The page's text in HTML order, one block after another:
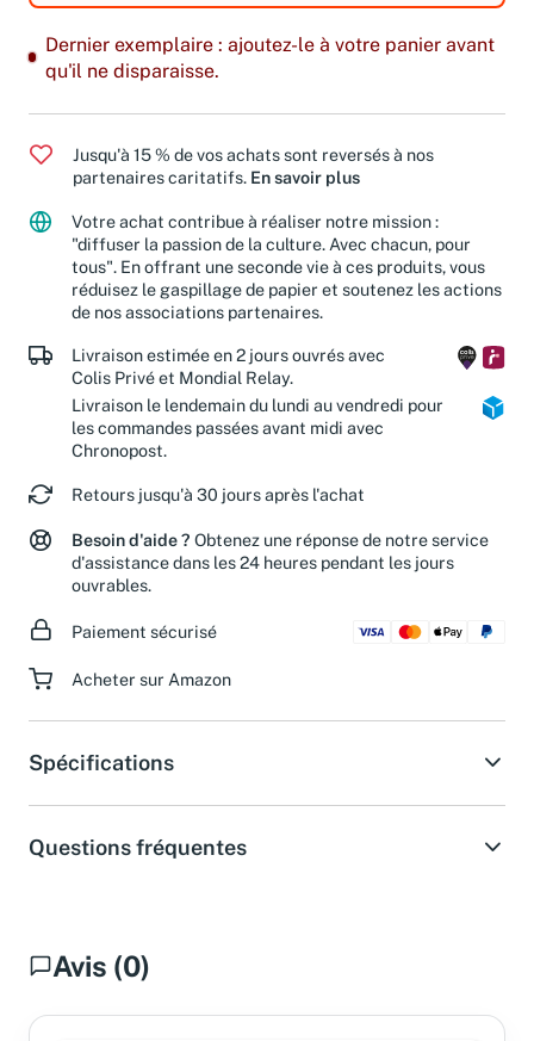
Dernier exemplaire : ajoutez-le à votre panier avant
qu'il ne disparaisse.
Jusqu'à 15 % de vos achats sont reversés à nos
partenaires caritatifs. En savoir plus
Votre achat contribue à réaliser notre mission :
"diffuser la passion de la culture. Avec chacun, pour
tous". En offrant une seconde vie à ces produits, vous
réduisez le gaspillage de papier et soutenez les actions
de nos associations partenaires.
Livraison estimée en 2 jours ouvrés avec
Colis Privé et Mondial Relay.
Livraison le lendemain du lundi au vendredi pour
les commandes passées avant midi avec
Chronopost.
Retours jusqu'à 30 jours après l'achat
Besoin d'aide ? Obtenez une réponse de notre service
d'assistance dans les 24 heures pendant les jours
ouvrables.
Paiement sécurisé
Acheter sur Amazon
Spécifications
Questions fréquentes
Avis (0)